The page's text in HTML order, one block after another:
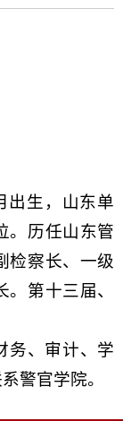
出生，山东单
。历任山东管
检察长、一级
第十三届、
务、审计、学
警官学院。